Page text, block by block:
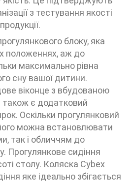
з тестування якості
блоку, яка
положеннях, аж до
максимально рівна
сну вашої дитини.
віконце з вбудованою
також є додатковий
Оскільки прогулянковий
можна встановлювати
так і обличчям до
Прогулянкове сидіння
столу. Коляска Cybex
яке ідеально збігається